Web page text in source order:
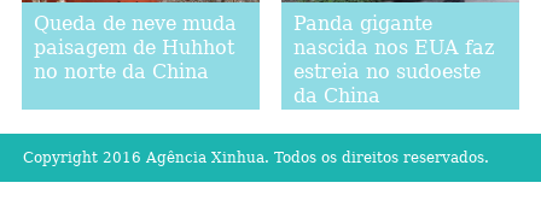
Queda de neve muda
paisagem de Huhhot
no norte da China
Panda gigante
nascida nos EUA faz
estreia no sudoeste
da China
Copyright 2016 Agência Xinhua. Todos os direitos reservados.